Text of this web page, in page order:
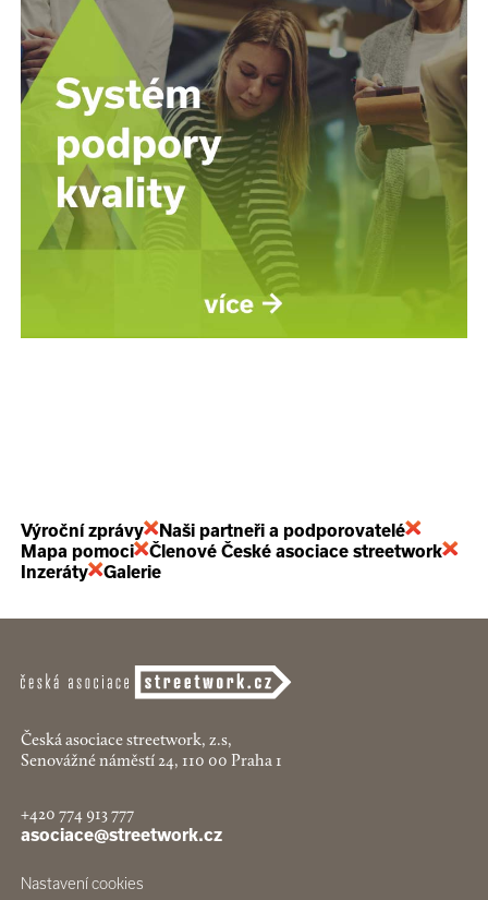
Výroční zprávy
Naši partneři a podporovatelé
Mapa pomoci
Členové České asociace streetwork
Inzeráty
Galerie
Česká asociace streetwork, z.s,
Senovážné náměstí 24, 110 00 Praha 1
+420 774 913 777
asociace@streetwork.cz
Nastavení cookies